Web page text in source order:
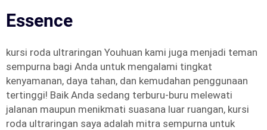
Essence
kursi roda ultraringan Youhuan kami juga menjadi teman
sempurna bagi Anda untuk mengalami tingkat
kenyamanan, daya tahan, dan kemudahan penggunaan
tertinggi! Baik Anda sedang terburu-buru melewati
jalanan maupun menikmati suasana luar ruangan, kursi
roda ultraringan saya adalah mitra sempurna untuk